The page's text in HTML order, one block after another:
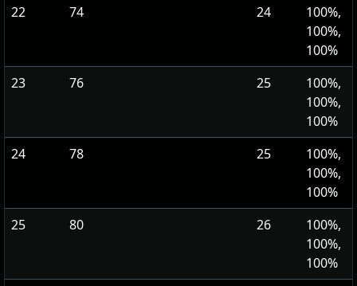
22
74 24
100%,
100%,
100%
23
76 25
100%,
100%,
100%
24
78 25
100%,
100%,
100%
25
80 26
100%,
100%,
100%